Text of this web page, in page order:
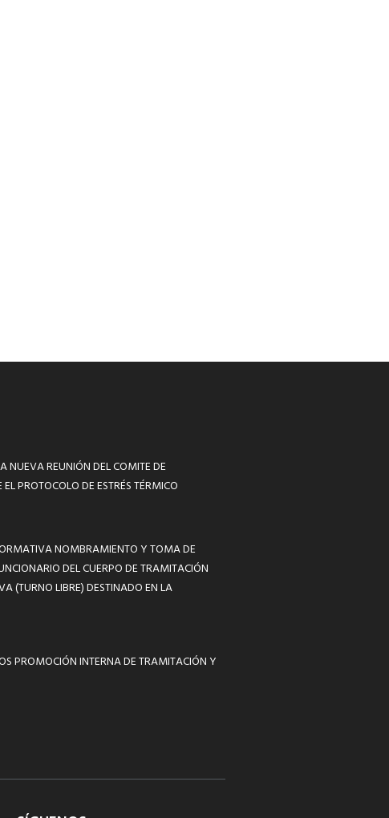
NUEVA REUNIÓN DEL COMITE DE
PROTOCOLO DE ESTRÉS TÉRMICO
NOMBRAMIENTO Y TOMA DE
DEL CUERPO DE TRAMITACIÓN
(TURNO LIBRE) DESTINADO EN LA
PROMOCIÓN INTERNA DE TRAMITACIÓN Y